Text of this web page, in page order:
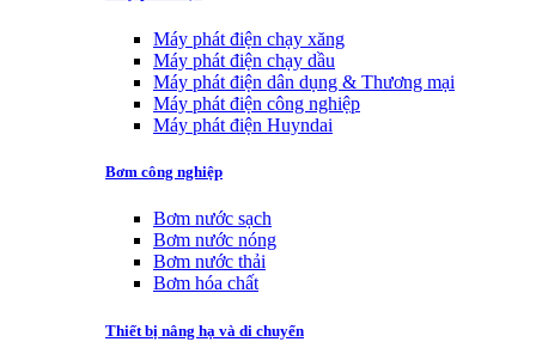
Máy phát điện chạy xăng
Máy phát điện chạy dầu
Máy phát điện dân dụng & Thương mại
Máy phát điện công nghiệp
Máy phát điện Huyndai
Bơm công nghiệp
Bơm nước sạch
Bơm nước nóng
Bơm nước thải
Bơm hóa chất
Thiết bị nâng hạ và di chuyển